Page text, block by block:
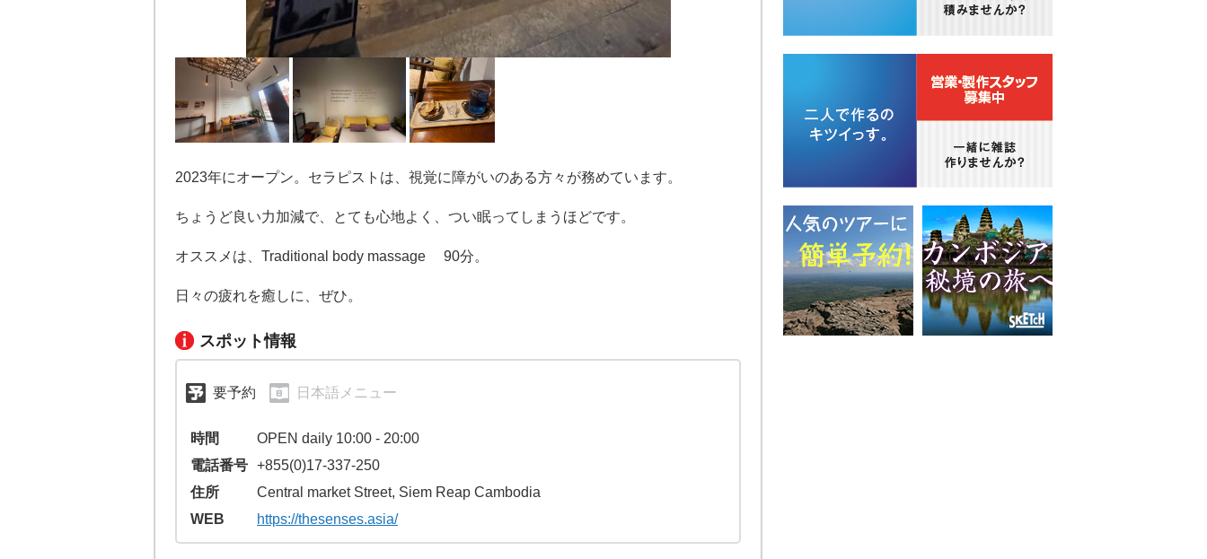
2023年にオープン。セラピストは、視覚に障がいのある方々が務めています。
ちょうど良い力加減で、とても心地よく、つい眠ってしまうほどです。
オススメは、Traditional body massage 90分。
日々の疲れを癒しに、ぜひ。
スポット情報
要予約 日本語メニュー
時間
OPEN daily 10:00 - 20:00
電話番号 +855(0)17-337-250
住所
Central market Street, Siem Reap Cambodia
WEB
https://thesenses.asia/